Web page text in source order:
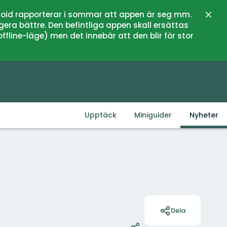
rapporterar i sommar att appen är seg mm.
bättre. Den befintliga appen skall ersättas
läge) men det innebär att den blir för stor
Upptäck Miniguider Nyheter
Dela